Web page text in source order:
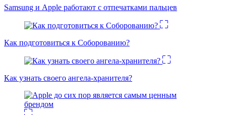
Samsung и Apple работают с отпечатками пальцев
Как подготовиться к Соборованию?
Как узнать своего ангела-хранителя?